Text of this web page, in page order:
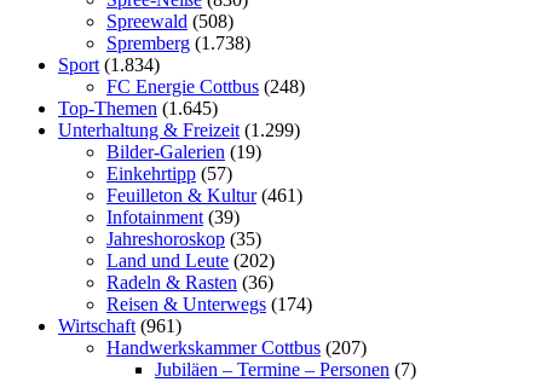
Spreewald (508)
Spremberg (1.738)
Sport(1.834)
FC Energie Cottbus (248)
Top-Themen (1.645)
Unterhaltung & Freizeit(1.299)
Bilder-Galerien (19)
Einkehrtipp (57)
Feuilleton & Kultur(461)
Infotainment(39)
Jahreshoroskop (35)
Land und Leute (202)
Radeln & Rasten (36)
Reisen & Unterwegs (174)
Wirtschaft(961)
Handwerkskammer Cottbus (207)
Jubiläen – Termine – Personen (7)